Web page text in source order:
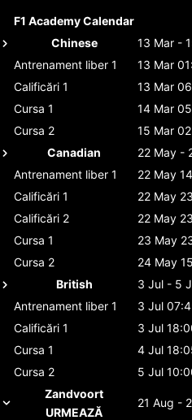
F1 Academy Calendar
Chinese
13 Mar -
Antrenament liber 1
13 Mar
Calificări 1
13 Mar
Cursa 1
14 Mar
Cursa 2
15 Mar
Canadian
22 May -
Antrenament liber 1
22 May
Calificări 1
22 May
Calificări 2
22 May
Cursa 1
23 May
Cursa 2
24 May
British
3 Jul - 5
Antrenament liber 1
3 Jul
Calificări 1
3 Jul
Cursa 1
4 Jul
Cursa 2
5 Jul
Zandvoort
URMEAZĂ
21 Aug -